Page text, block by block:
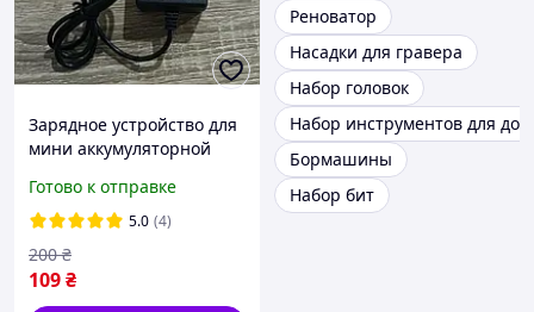
Зарядное устройство для
мини аккумуляторной
1Ah
Готово к отправке
5.0 (4)
109₴
200 ₴
Реноватор
Насадки для гравера
Набор головок
Набор инструментов для
Бормашины
Набор бит